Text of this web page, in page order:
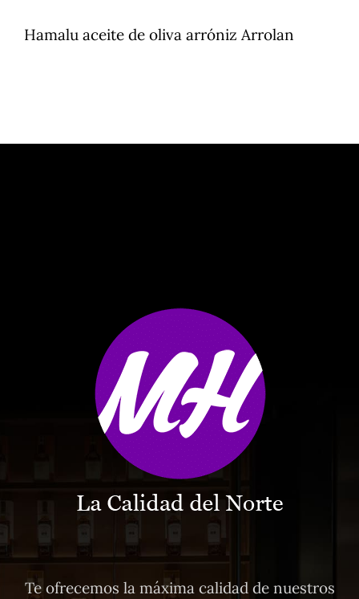
Hamalu aceite de oliva arróniz Arrolan
Te ofrecemos la máxima calidad de nuestros